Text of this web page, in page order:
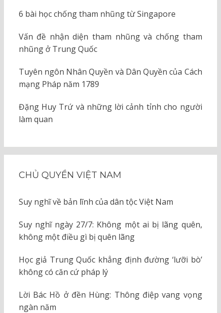
6 bài học chống tham nhũng từ Singapore
Vấn đề nhận diện tham nhũng và chống tham
nhũng ở Trung Quốc
Tuyên ngôn Nhân Quyền và Dân Quyền của Cách
mạng Pháp năm 1789
Đặng Huy Trứ và những lời cảnh tỉnh cho người
làm quan
CHỦ QUYỀN VIỆT NAM
Suy nghĩ về bản lĩnh của dân tộc Việt Nam
Suy nghĩ ngày 27/7: Không một ai bị lãng quên,
không một điều gì bị quên lãng
Học giả Trung Quốc khẳng định đường ‘lưỡi bò’
không có căn cứ pháp lý
Lời Bác Hồ ở đền Hùng: Thông điệp vang vọng
ngàn năm